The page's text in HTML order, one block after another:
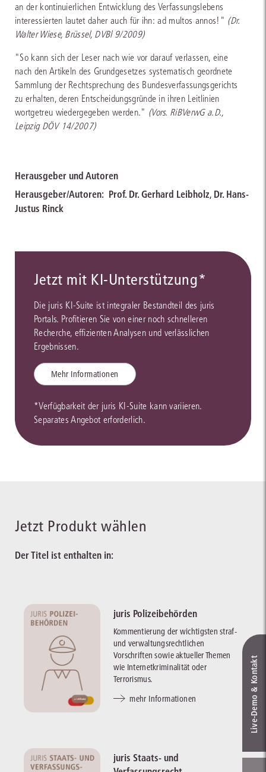
an der kontinuierlichen Entwicklung des Verfassungslebens
interessierten lautet daher auch für ihn: ad multos annos!" (Dr.
Walter Wiese, Brüssel, DVBl 9/2009)
"So kann sich der Leser nach wie vor darauf verlassen, eine
nach den Artikeln des Grundgesetzes systematisch geordnete
Sammlung der Rechtsprechung des Bundesverfassungsgerichts
zu erhalten, deren Entscheidungsgründe in ihren Leitlinien
wortgetreu wiedergegeben werden." (Vors. RiBVerwG a.D.,
Leipzig DÖV 14/2007)
Herausgeber und Autoren
Herausgeber/Autoren: Prof. Dr. Gerhard Leibholz, Dr. Hans-
Justus Rinck
Jetzt mit KI-Unterstützung*
Die juris KI-Suite ist integraler Bestandteil des juris
Portals. Profitieren Sie von einer noch schnelleren
Recherche, effizienten Analysen und verlässlichen
Ergebnissen.
Mehr Informationen
*Verfügbarkeit der juris KI-Suite kann variieren.
Separates Angebot erforderlich.
Jetzt Produkt wählen
Der Titel ist enthalten in:
juris Polizeibehörden
Kommentierung der wichtigsten straf-
und verwaltungsrechtlichen
Vorschriften sowie aktueller Themen
wie Internetkriminalität oder
Terrorismus.
mehr Informationen
juris Staats- und
Live‑Demo & Kontakt